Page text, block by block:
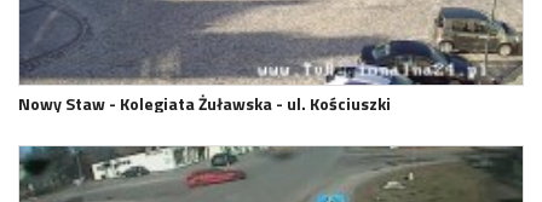
Nowy Staw - Kolegiata Żuławska - ul. Kościuszki